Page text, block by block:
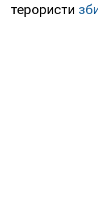
терористи